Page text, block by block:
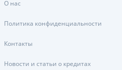
О нас
Политика конфиденциальности
Контакты
Новости и статьи о кредитах